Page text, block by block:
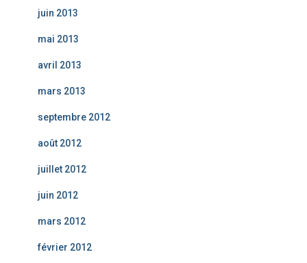
juin 2013
mai 2013
avril 2013
mars 2013
septembre 2012
août 2012
juillet 2012
juin 2012
mars 2012
février 2012